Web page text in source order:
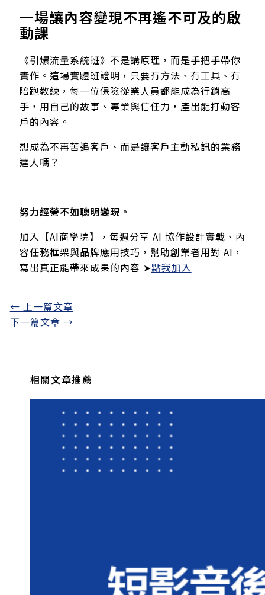
一場讓內容變現不再遙不可及的啟
動課
《引爆流量系統班》不是講原理，而是手把手帶你
實作。這場實體班證明，只要有方法、有工具、有
陪跑教練，每一位保險從業人員都能成為行銷高
手，用自己的故事、專業與信任力，產出能打動客
戶的內容。
想成為不再苦追客戶、而是讓客戶主動私訊的業務
達人嗎？
努力經營不如聰明變現。
加入【AI商學院】，每週分享 AI 協作設計實戰、內
容任務框架與品牌應用技巧，幫助創業者用對 AI，
寫出真正能帶來成果的內容 ➤點我加入
← 上一篇文章
下一篇文章 →
相關文章推薦